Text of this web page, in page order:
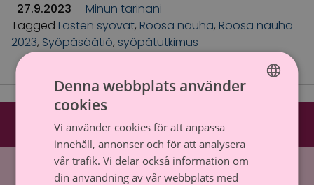
27.9.2023
Minun tarinani
Tagged Lasten syövät, Roosa nauha, Roosa nauha
2023, Syöpäsäätiö, syöpätutkimus
»Lasten syövät
Denna webbplats använder
cookies
Vi använder cookies för att anpassa
innehåll, annonser och för att analysera
vår trafik. Vi delar också information om
din användning av vår webbplats med